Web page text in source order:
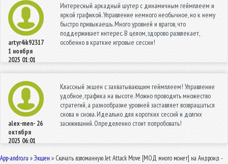
artyr4ik92317
1 ноября
2025 01:01
Интересный аркадный шутер с динамичным геймплеем и
яркой графикой. Управление немного необычное, но к нему
быстро привыкаешь. Много уровней и врагов, что
поддерживает интерес. В целом, здорово развлекает,
особенно в краткие игровые сессии!
alex-men- 26
октября
2025 06:01
Классный экшен с захватывающим геймплеем! Управление
удобное, графика на высоте. Можно проводить множество
стратегий, а разнообразие уровней заставляет возвращаться
снова и снова. Идеально для коротких сессий и долгих
засиживаний. Определенно стоит попробовать!
App-andro.ru »Экшен » Скачать взломанную Jet Attack Move [МОД много монет] на Андроид -